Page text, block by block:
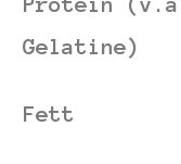
Gelatine)
Fett